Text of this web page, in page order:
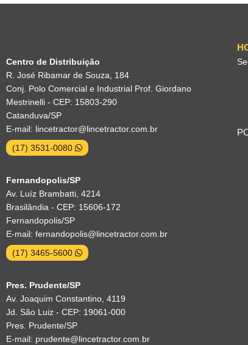
Centro de Distribuição
R. José Ribamar de Souza, 184
Conj. Polo Comercial e Industrial Prof. Giordano
Mestrinelli - CEP: 15803-290
Catanduva/SP
E-mail: lincetractor@lincetractor.com.br
(17) 3531-0080
Fernandopolis/SP
Av. Luíz Brambatti, 4214
Brasilândia - CEP: 15606-172
Fernandopolis/SP
E-mail: fernandopolis@lincetractor.com.br
(17) 3465-5600
Pres. Prudente/SP
Av. Joaquim Constantino, 4119
Jd. São Luiz - CEP: 19061-000
Pres. Prudente/SP
E-mail: prudente@lincetractor.com.br